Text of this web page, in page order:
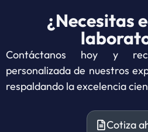
¿Necesitas
Contáctanos hoy y
personalizada de nuestros
respaldando la excelencia
Cotiza